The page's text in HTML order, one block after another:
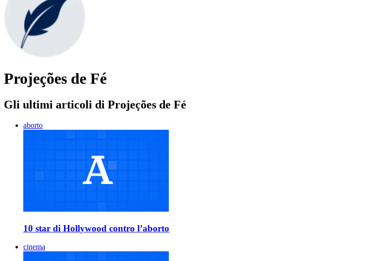
Projeções de Fé
Gli ultimi articoli di Projeções de Fé
aborto
10 star di Hollywood contro l’aborto
cinema